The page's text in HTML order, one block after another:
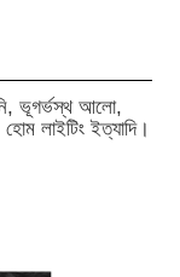
ভূগর্ভস্থ আলো,
লাইটিং ইত্যাদি।